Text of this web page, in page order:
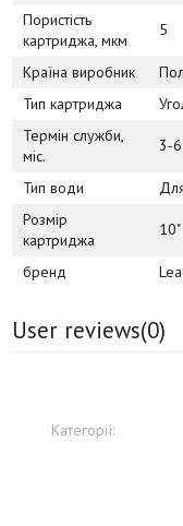
Пористість
картриджа, мкм
5
Країна виробник
Тип картриджа
Термін служби,
міс.
3-6
Тип води
Розмір
картриджа
10"
бренд
User reviews(0)
Категорії: